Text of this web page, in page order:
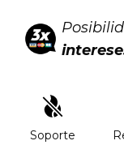
Soporte